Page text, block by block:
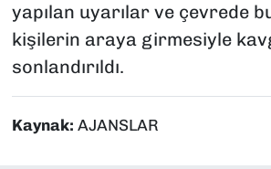
yapılan uyarılar ve çevrede
kişilerin araya girmesiyle
sonlandırıldı.
Kaynak: AJANSLAR